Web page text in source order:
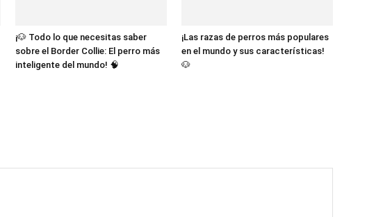
¡🐶 Todo lo que necesitas saber
sobre el Border Collie: El perro más
inteligente del mundo! 🧠
¡Las razas de perros más populares
en el mundo y sus características!
🐶